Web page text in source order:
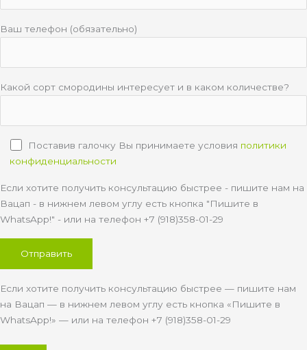
Ваш телефон (обязательно)
Какой сорт смородины интересует и в каком количестве?
Поставив галочку Вы принимаете условия политики
конфиденциальности
Если хотите получить консультацию быстрее - пишите нам на
Вацап - в нижнем левом углу есть кнопка "Пишите в
WhatsApp!" - или на телефон +7 (918)358-01-29
Если хотите получить консультацию быстрее — пишите нам
на Вацап — в нижнем левом углу есть кнопка «Пишите в
WhatsApp!» — или на телефон +7 (918)358-01-29